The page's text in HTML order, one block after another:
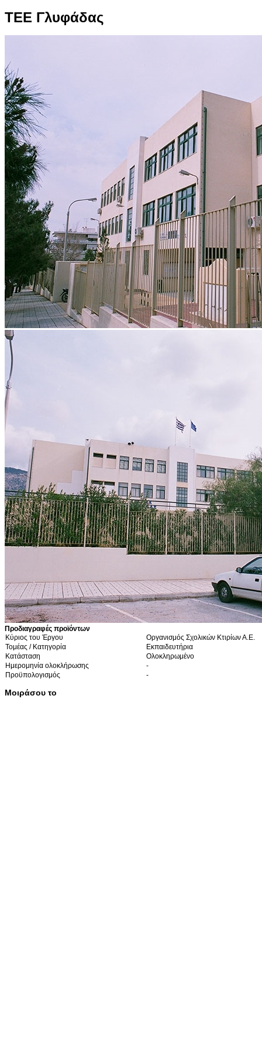
ΤΕΕ Γλυφάδας
Προδιαγραφές προϊόντων
Κύριος του Έργου
Οργανισμός Σχολικών Κτιρίων Α.Ε.
Τομέας / Κατηγορία
Εκπαιδευτήρια
Κατάσταση
Ολοκληρωμένο
Ημερομηνία ολοκλήρωσης
-
Προϋπολογισμός
-
Μοιράσου το